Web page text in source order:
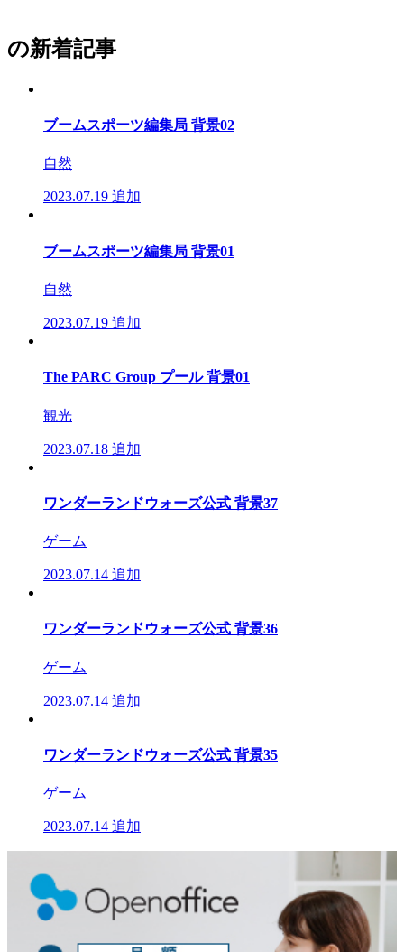
の新着記事
ブームスポーツ編集局 背景02
自然
2023.07.19 追加
ブームスポーツ編集局 背景01
自然
2023.07.19 追加
The PARC Group プール 背景01
観光
2023.07.18 追加
ワンダーランドウォーズ公式 背景37
ゲーム
2023.07.14 追加
ワンダーランドウォーズ公式 背景36
ゲーム
2023.07.14 追加
ワンダーランドウォーズ公式 背景35
ゲーム
2023.07.14 追加